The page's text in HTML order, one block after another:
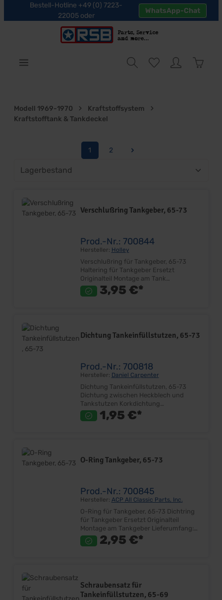
Bestell-Hotline +49 (0) 7223-
22005 oder
WhatsApp-Chat
Modell 1969-1970
Kraftstoffsystem
Kraftstofftank & Tankdeckel
Seite
1
Seite
2
Verschlußring Tankgeber, 65-73
Prod.-Nr.: 700844
Hersteller: Holley
Verschlußring für Tankgeber, 65-73
Haltering für Tankgeber Ersetzt
Originalteil Montage am Tank
Lieferumfang: Stück Preis: Pro Stück
3,95 €*
Dichtung Tankeinfüllstutzen, 65-73
Prod.-Nr.: 700818
Hersteller: Daniel Carpenter
Dichtung Tankeinfüllstutzen, 65-73
Dichtung zwischen Heckblech und
Tankstutzen Korkdichtung
Vorgestanzte Schraubenlöcher
Außendurchmesser: ca.95mm
1,95 €*
O-Ring Tankgeber, 65-73
Prod.-Nr.: 700845
Hersteller: ACP All Classic Parts, Inc.
O-Ring für Tankgeber, 65-73 Dichtring
für Tankgeber Ersetzt Originalteil
Montage am Tankgeber Lieferumfang:
Stück Preis: Pro Stück Einbauort: Tank -
Tankgeber
2,95 €*
Schraubensatz für
Tankeinfüllstutzen, 65-69